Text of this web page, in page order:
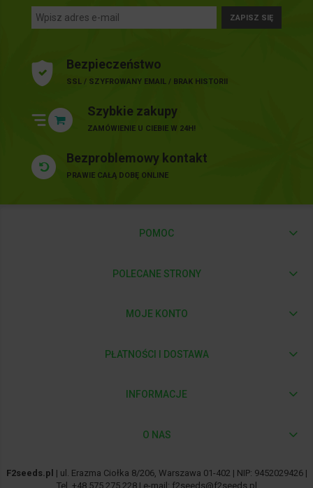
ZAPISZ SIĘ
Bezpieczeństwo
SSL / SZYFROWANY EMAIL / BRAK HISTORII
Szybkie zakupy
ZAMÓWIENIE U CIEBIE W 24H!
Bezproblemowy kontakt
PRAWIE CAŁĄ DOBĘ ONLINE
POMOC
POLECANE STRONY
MOJE KONTO
PŁATNOŚCI I DOSTAWA
INFORMACJE
O NAS
F2seeds.pl | ul. Erazma Ciołka 8/206, Warszawa 01-402 | NIP: 9452029426 |
Tel. +48 575 275 228| e-mail: f2seeds@f2seeds.pl